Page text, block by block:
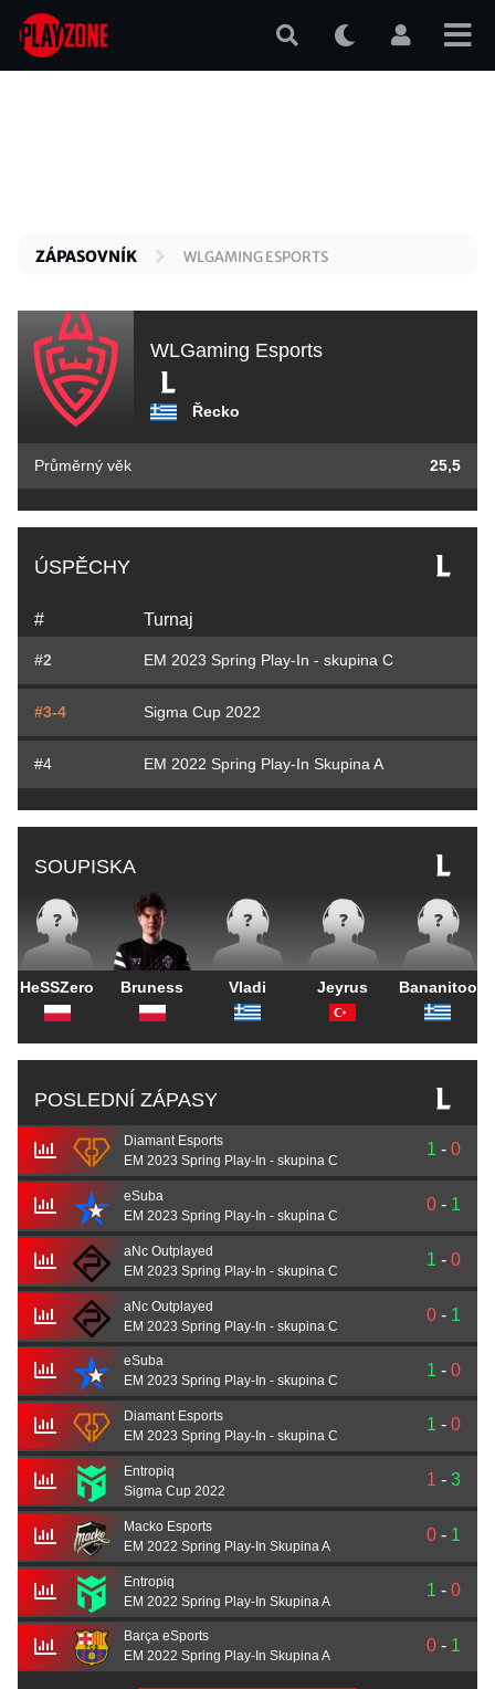
Přejít
hlavnímu
ZÁPASOVNÍK WLGAMING ESPORTS
WLGaming Esports
Řecko
Průměrný věk 25,5
ÚSPĚCHY
# Turnaj
#2 EM 2023 Spring Play-In - skupina C
#3-4 Sigma Cup 2022
#4 EM 2022 Spring Play-In Skupina A
SOUPISKA
HeSSZero Bruness Vladi Jeyrus Bananitoo
POSLEDNÍ ZÁPASY
Diamant Esports
EM 2023 Spring Play-In - skupina C
1 - 0
eSuba
EM 2023 Spring Play-In - skupina C
0 - 1
aNc Outplayed
EM 2023 Spring Play-In - skupina C
1 - 0
aNc Outplayed
EM 2023 Spring Play-In - skupina C
0 - 1
eSuba
EM 2023 Spring Play-In - skupina C
1 - 0
Diamant Esports
EM 2023 Spring Play-In - skupina C
1 - 0
Entropiq
Sigma Cup 2022
1 - 3
Macko Esports
EM 2022 Spring Play-In Skupina A
0 - 1
Entropiq
EM 2022 Spring Play-In Skupina A
1 - 0
⁠Barça eSports
EM 2022 Spring Play-In Skupina A
0 - 1